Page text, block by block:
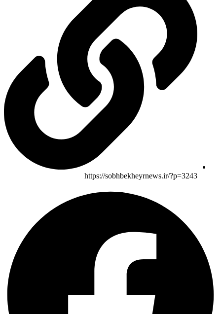
https://sobhbekheyrnews.ir/?p=3243